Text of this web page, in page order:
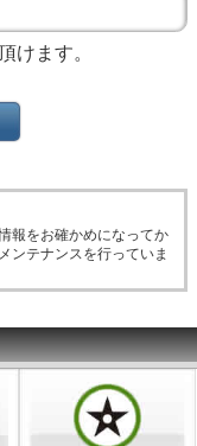
けます。
報をお確かめになってか
ンテナンスを行っていま